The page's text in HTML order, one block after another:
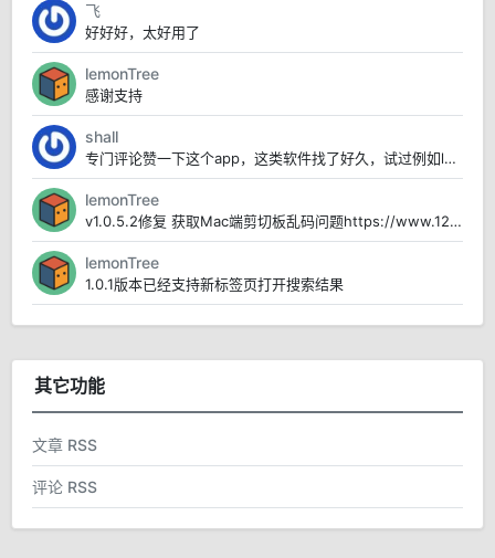
飞
好好好，太好用了
lemonTree
感谢支持
shall
专门评论赞一下这个app，这类软件找了好久，试过例如lanDrop 、闪电藤 localsen...
lemonTree
v1.0.5.2修复 获取Mac端剪切板乱码问题https://www.123pan.com/...
lemonTree
1.0.1版本已经支持新标签页打开搜索结果
其它功能
文章 RSS
评论 RSS